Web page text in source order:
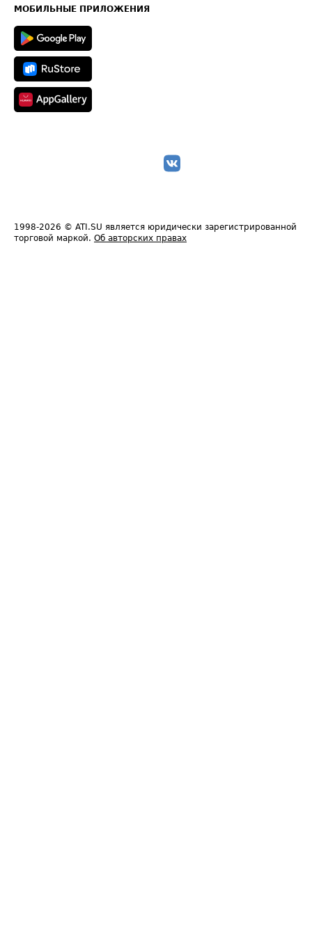
Техническая информация
МОБИЛЬНЫЕ ПРИЛОЖЕНИЯ
1998-2026 © ATI.SU является юридически зарегистрированной
торговой маркой. Об авторских правах